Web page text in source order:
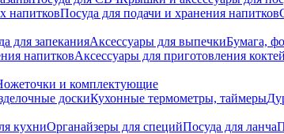
напитковПосуда для подачи и хранения напитков
для запеканияАксессуары для выпечкиБумага,
напитковАксессуары для приготовления
и комплектующие
доскиКухонные термометры, таймеры
кухниОрганайзеры для специйПосуда для ланча